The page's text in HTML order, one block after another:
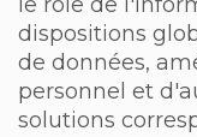
dispositions
de données,
personnel et
solutions